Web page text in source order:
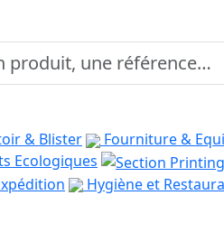
& Blister Fourniture &
Ecologiques
Hygiène et